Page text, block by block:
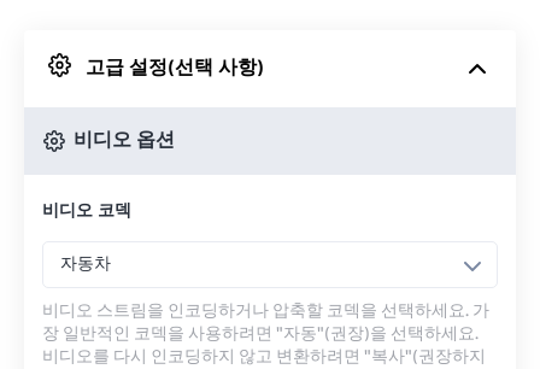
Google 드라이브에서
고급 설정(선택 사항)
비디오 옵션
비디오 코덱
자동차
비디오 스트림을 인코딩하거나 압축할 코덱을 선택하세요. 가
장 일반적인 코덱을 사용하려면 "자동"(권장)을 선택하세요.
비디오를 다시 인코딩하지 않고 변환하려면 "복사"(권장하지